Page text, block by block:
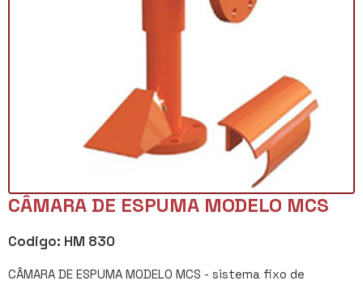
CÂMARA DE ESPUMA MODELO MCS
Codigo: HM 830
CÂMARA DE ESPUMA MODELO MCS - sistema fixo de